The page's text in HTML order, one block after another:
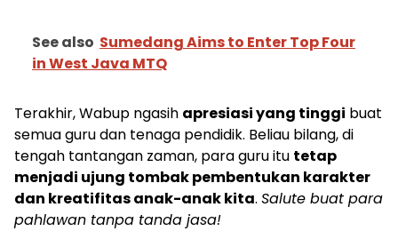
See also Sumedang Aims to Enter Top Four
in West Java MTQ
Terakhir, Wabup ngasih apresiasi yang tinggi buat
semua guru dan tenaga pendidik. Beliau bilang, di
tengah tantangan zaman, para guru itu tetap
menjadi ujung tombak pembentukan karakter
dan kreatifitas anak-anak kita. Salute buat para
pahlawan tanpa tanda jasa!